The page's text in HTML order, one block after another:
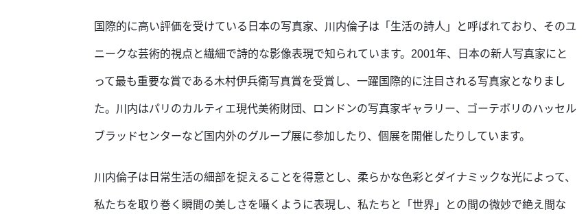
国際的に高い評価を受けている日本の写真家、川内倫子は「生活の詩人」と呼ばれており、そのユ
ニークな芸術的視点と繊細で詩的な影像表現で知られています。2001年、日本の新人写真家にと
って最も重要な賞である木村伊兵衛写真賞を受賞し、一躍国際的に注目される写真家となりまし
た。川内はパリのカルティエ現代美術財団、ロンドンの写真家ギャラリー、ゴーテボリのハッセル
ブラッドセンターなど国内外のグループ展に参加したり、個展を開催したりしています。
川内倫子は日常生活の細部を捉えることを得意とし、柔らかな色彩とダイナミックな光によって、
私たちを取り巻く瞬間の美しさを囁くように表現し、私たちと「世界」との間の微妙で絶え間な